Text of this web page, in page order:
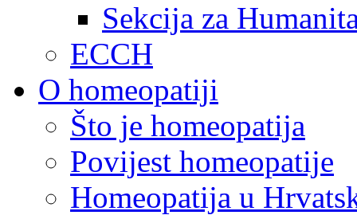
Sekcija za
ECCH
O homeopatiji
Što je homeopatija
Povijest homeopatije
Homeopatija u